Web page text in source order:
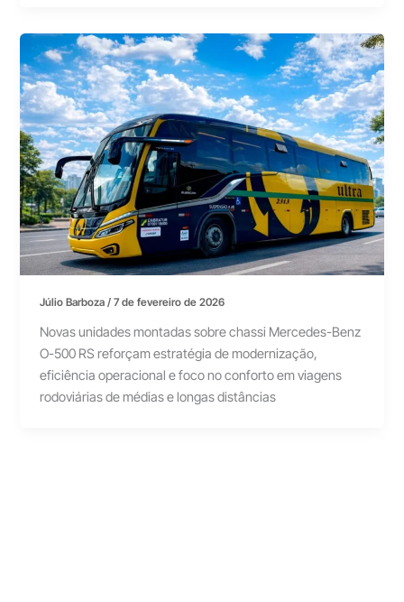
Júlio Barboza/7 de fevereiro de 2026
Novas unidades montadas sobre chassi Mercedes-Benz
O-500 RS reforçam estratégia de modernização,
eficiência operacional e foco no conforto em viagens
rodoviárias de médias e longas distâncias